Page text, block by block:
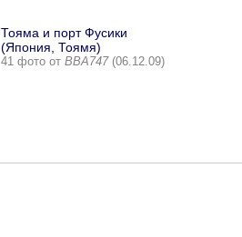
Тояма и порт Фусики
(Япония, Тоямя)
41 фото от ВВА747(06.12.09)